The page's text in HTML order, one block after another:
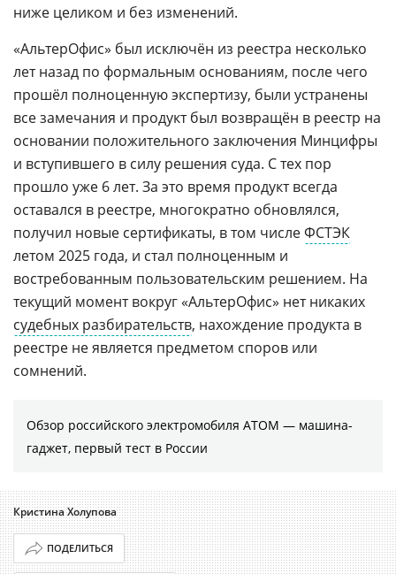
ниже целиком и без изменений.
«АльтерОфис» был исключён из реестра несколько
лет назад по формальным основаниям, после чего
прошёл полноценную экспертизу, были устранены
все замечания и продукт был возвращён в реестр на
основании положительного заключения Минцифры
и вступившего в силу решения суда. С тех пор
прошло уже 6 лет. За это время продукт всегда
оставался в реестре, многократно обновлялся,
получил новые сертификаты, в том числеФСТЭК
летом 2025 года, и стал полноценным и
востребованным пользовательским решением. На
текущий момент вокруг «АльтерОфис» нет никаких
судебных разбирательств, нахождение продукта в
реестре не является предметом споров или
сомнений.
Обзор российского электромобиля АТОМ — машина-
гаджет, первый тест в России
Кристина Холупова
ПОДЕЛИТЬСЯ